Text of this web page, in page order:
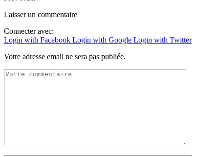
Laisser un commentaire
Connecter avec:
Login with Facebook Login with Google Login with Twitter
Votre adresse email ne sera pas publiée.